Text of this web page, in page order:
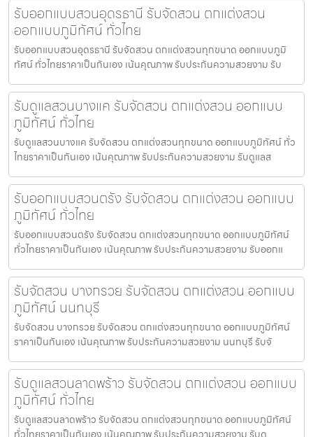
รับออกแบบสวนอุดรธานี รับจัดสวน ตกแต่งสวน
ออกแบบภูมิทัศน์ ทั่วไทย
รับออกแบบสวนอุดรธานี รับจัดสวน ตกแต่งสวนทุกขนาด ออกแบบภูมิ
ทัศน์ ทั่วไทยราคาเป็นกันเอง เน้นคุณภาพ รับประกันความสวยงาม รับ
รับดูแลสวนบางแค รับจัดสวน ตกแต่งสวน ออกแบบ
ภูมิทัศน์ ทั่วไทย
รับดูแลสวนบางแค รับจัดสวน ตกแต่งสวนทุกขนาด ออกแบบภูมิทัศน์ ทั่ว
ไทยราคาเป็นกันเอง เน้นคุณภาพ รับประกันความสวยงาม รับดูแลส
รับออกแบบสวนตรัง รับจัดสวน ตกแต่งสวน ออกแบบ
ภูมิทัศน์ ทั่วไทย
รับออกแบบสวนตรัง รับจัดสวน ตกแต่งสวนทุกขนาด ออกแบบภูมิทัศน์
ทั่วไทยราคาเป็นกันเอง เน้นคุณภาพ รับประกันความสวยงาม รับออกแ
รับจัดสวน บางกรวย รับจัดสวน ตกแต่งสวน ออกแบบ
ภูมิทัศน์ นนทบุรี
รับจัดสวน บางกรวย รับจัดสวน ตกแต่งสวนทุกขนาด ออกแบบภูมิทัศน์
ราคาเป็นกันเอง เน้นคุณภาพ รับประกันความสวยงาม นนทบุรี รับจั
รับดูแลสวนลาดพร้าว รับจัดสวน ตกแต่งสวน ออกแบบ
ภูมิทัศน์ ทั่วไทย
รับดูแลสวนลาดพร้าว รับจัดสวน ตกแต่งสวนทุกขนาด ออกแบบภูมิทัศน์